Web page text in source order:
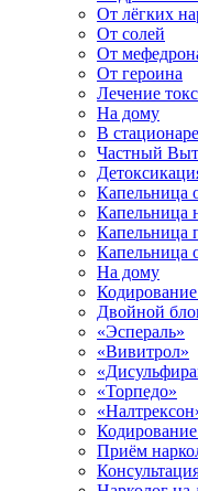
От лёгких
От солей
От
От героина
Лечение
На дому
В стационаре
Частный
Капельница
Капельница
Капельница
Капельница
На дому
Двойной
«Эспераль»
«Вивитрол»
«Торпедо»
Приём